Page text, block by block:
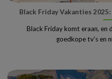
Black Friday Vakanties
Black Friday komt eraan, en
goedkope tv’s en